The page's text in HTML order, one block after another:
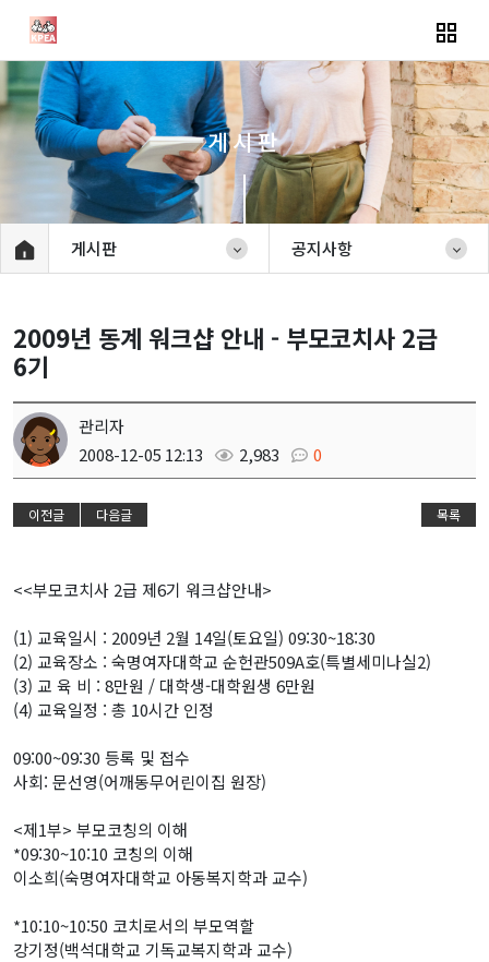
게시판
게시판 공지사항
2009년 동계 워크샵 안내 - 부모코치사 2급
6기
관리자
2008-12-05 12:13
2,983 0
이전글 다음글 목록
<<부모코치사 2급 제6기 워크샵안내>
(1) 교육일시 : 2009년 2월 14일(토요일) 09:30~18:30
(2) 교육장소 : 숙명여자대학교 순헌관509A호(특별세미나실2)
(3) 교 육 비 : 8만원 / 대학생-대학원생 6만원
(4) 교육일정 : 총 10시간 인정
09:00~09:30 등록 및 접수
사회: 문선영(어깨동무어린이집 원장)
<제1부> 부모코칭의 이해
*09:30~10:10 코칭의 이해
이소희(숙명여자대학교 아동복지학과 교수)
*10:10~10:50 코치로서의 부모역할
강기정(백석대학교 기독교복지학과 교수)